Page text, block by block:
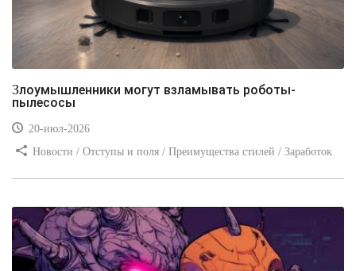
Злоумышленники могут взламывать роботы-
пылесосы
20-июл-2026
Новости / Отступы и поля / Преимущества стилей / Заработок